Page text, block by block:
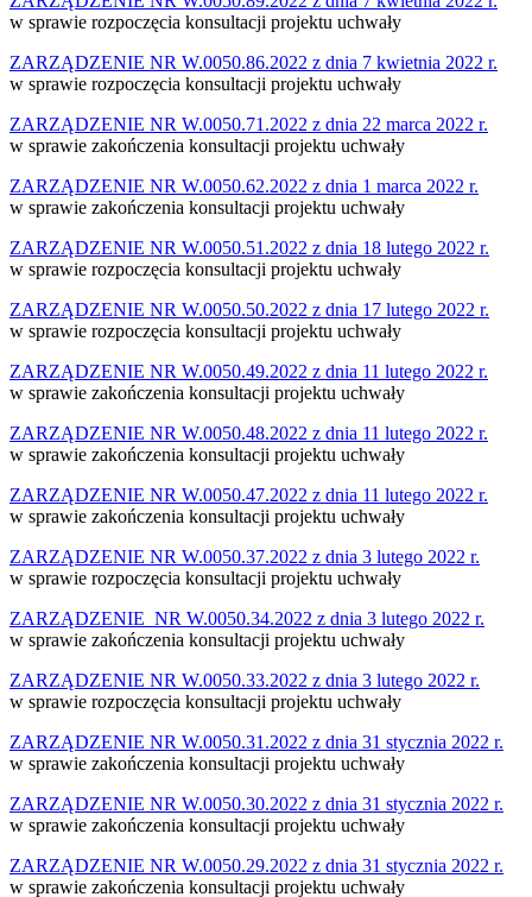
w sprawie rozpoczęcia konsultacji projektu uchwały
ZARZĄDZENIE NR W.0050.86.2022 z dnia 7 kwietnia 2022 r.
w sprawie rozpoczęcia konsultacji projektu uchwały
ZARZĄDZENIE NR W.0050.71.2022 z dnia 22 marca 2022 r.
w sprawie zakończenia konsultacji projektu uchwały
ZARZĄDZENIE NR W.0050.62.2022 z dnia 1 marca 2022 r.
w sprawie zakończenia konsultacji projektu uchwały
ZARZĄDZENIE NR W.0050.51.2022 z dnia 18 lutego 2022 r.
w sprawie rozpoczęcia konsultacji projektu uchwały
ZARZĄDZENIE NR W.0050.50.2022 z dnia 17 lutego 2022 r.
w sprawie rozpoczęcia konsultacji projektu uchwały
ZARZĄDZENIE NR W.0050.49.2022 z dnia 11 lutego 2022 r.
w sprawie zakończenia konsultacji projektu uchwały
ZARZĄDZENIE NR W.0050.48.2022 z dnia 11 lutego 2022 r.
w sprawie zakończenia konsultacji projektu uchwały
ZARZĄDZENIE NR W.0050.47.2022 z dnia 11 lutego 2022 r.
w sprawie zakończenia konsultacji projektu uchwały
ZARZĄDZENIE NR W.0050.37.2022 z dnia 3 lutego 2022 r.
w sprawie rozpoczęcia konsultacji projektu uchwały
ZARZĄDZENIE NR W.0050.34.2022 z dnia 3 lutego 2022 r.
w sprawie zakończenia konsultacji projektu uchwały
ZARZĄDZENIE NR W.0050.33.2022 z dnia 3 lutego 2022 r.
w sprawie rozpoczęcia konsultacji projektu uchwały
ZARZĄDZENIE NR W.0050.31.2022 z dnia 31 stycznia 2022 r.
w sprawie zakończenia konsultacji projektu uchwały
ZARZĄDZENIE NR W.0050.30.2022 z dnia 31 stycznia 2022 r.
w sprawie zakończenia konsultacji projektu uchwały
ZARZĄDZENIE NR W.0050.29.2022 z dnia 31 stycznia 2022 r.
w sprawie zakończenia konsultacji projektu uchwały